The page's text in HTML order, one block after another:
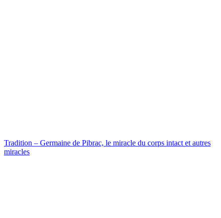
Tradition – Germaine de Pibrac, le miracle du corps intact et autres
miracles